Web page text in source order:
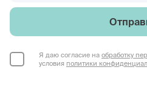
Я даю согласие на обработку
условия политики